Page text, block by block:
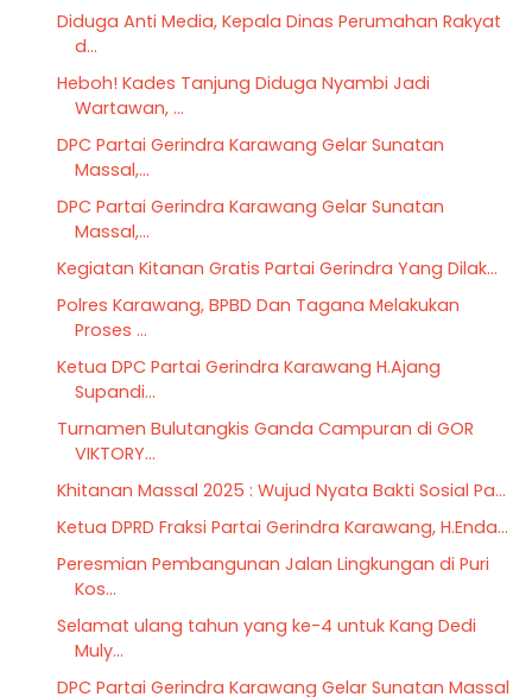
Diduga Anti Media, Kepala Dinas Perumahan Rakyat
d...
Heboh! Kades Tanjung Diduga Nyambi Jadi
Wartawan, ...
DPC Partai Gerindra Karawang Gelar Sunatan
Massal,...
DPC Partai Gerindra Karawang Gelar Sunatan
Massal,...
Kegiatan Kitanan Gratis Partai Gerindra Yang Dilak...
Polres Karawang, BPBD Dan Tagana Melakukan
Proses ...
Ketua DPC Partai Gerindra Karawang H.Ajang
Supandi...
Turnamen Bulutangkis Ganda Campuran di GOR
VIKTORY...
Khitanan Massal 2025 : Wujud Nyata Bakti Sosial Pa...
Ketua DPRD Fraksi Partai Gerindra Karawang, H.Enda...
Peresmian Pembangunan Jalan Lingkungan di Puri
Kos...
Selamat ulang tahun yang ke-4 untuk Kang Dedi
Muly...
DPC Partai Gerindra Karawang Gelar Sunatan Massal